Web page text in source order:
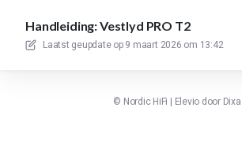
Handleiding: Vestlyd PRO T2
Laatst geupdate op 9 maart 2026 om 13:42
© Nordic HiFi Elevio door Dixa